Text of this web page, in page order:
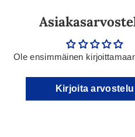
Ole ensimmäinen
Kirjoita arvostelu